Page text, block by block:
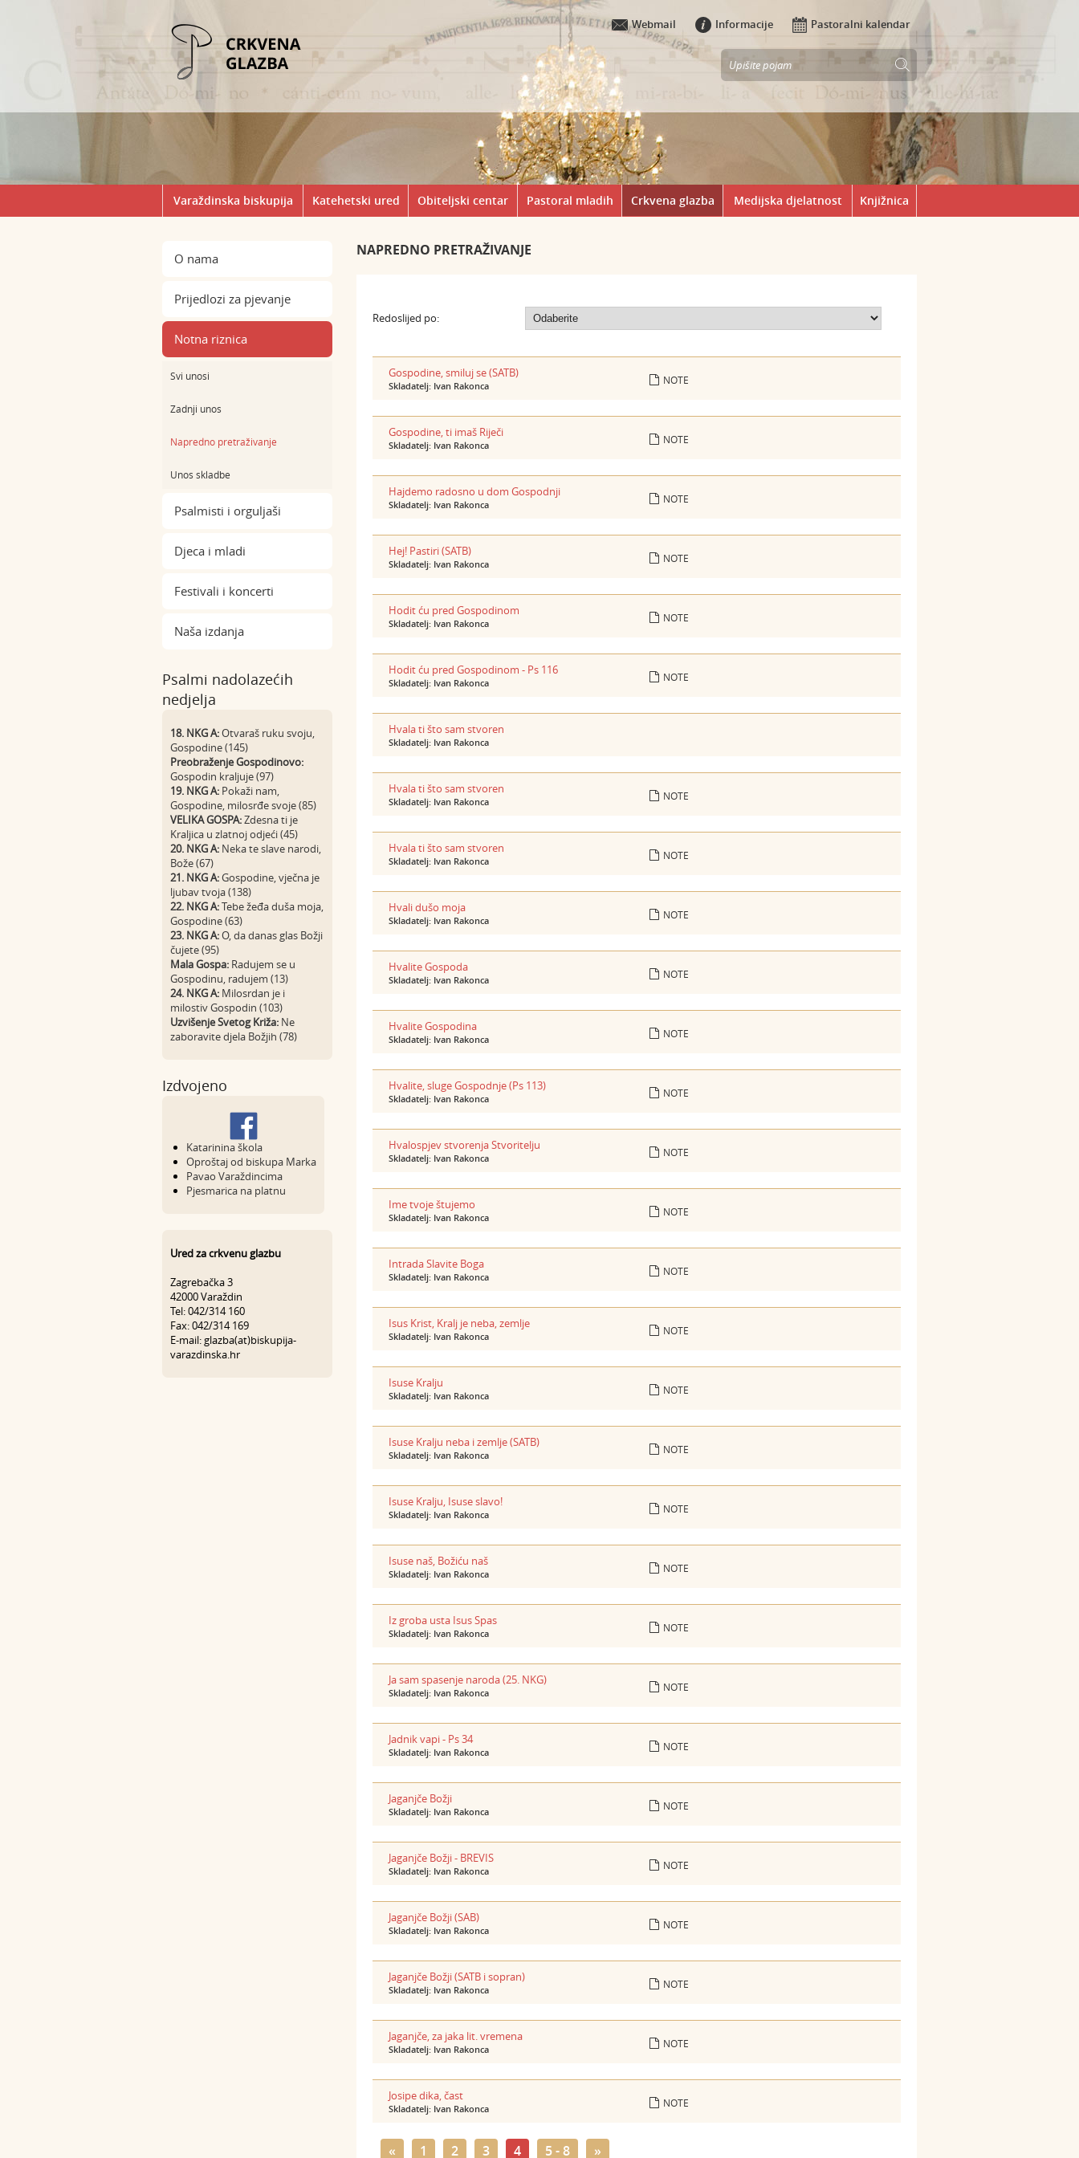
Webmail Informacije Pastoralni kalendar
Varaždinska biskupija Katehetski ured Obiteljski centar Pastoral mladih Crkvena glazba Medijska djelatnost Knjižnica
O nama
Prijedlozi za pjevanje
Notna riznica
Svi unosi
Zadnji unos
Napredno pretraživanje
Unos skladbe
Psalmisti i orguljaši
Djeca i mladi
Festivali i koncerti
Naša izdanja
Psalmi nadolazećih
nedjelja
18. NKG A:Otvaraš ruku svoju,
Gospodine (145)
Preobraženje Gospodinovo:
Gospodin kraljuje (97)
19. NKG A: Pokaži nam,
Gospodine, milosrđe svoje (85)
VELIKA GOSPA:Zdesna ti je
Kraljica u zlatnoj odjeći (45)
20. NKG A: Neka te slave narodi,
Bože (67)
21. NKG A:Gospodine, vječna je
ljubav tvoja (138)
22. NKG A:Tebe žeđa duša moja,
Gospodine (63)
23. NKG A:O, da danas glas Božji
čujete (95)
Mala Gospa: Radujem se u
Gospodinu, radujem (13)
24. NKG A: Milosrdan je i
milostiv Gospodin (103)
Uzvišenje Svetog Križa: Ne
zaboravite djela Božjih (78)
Izdvojeno
Katarinina škola
Oproštaj od biskupa Marka
Pavao Varaždincima
Pjesmarica na platnu
Ured za crkvenu glazbu
Zagrebačka 3
42000 Varaždin
Tel: 042/314 160
Fax: 042/314 169
E-mail: glazba(at)biskupija-
varazdinska.hr
NAPREDNO PRETRAŽIVANJE
Redoslijed po:
Gospodine, smiluj se (SATB)
Skladatelj: Ivan Rakonca NOTE
Gospodine, ti imaš Riječi
Skladatelj: Ivan Rakonca NOTE
Hajdemo radosno u dom Gospodnji
Skladatelj: Ivan Rakonca NOTE
Hej! Pastiri (SATB)
Skladatelj: Ivan Rakonca NOTE
Hodit ću pred Gospodinom
Skladatelj: Ivan Rakonca NOTE
Hodit ću pred Gospodinom - Ps 116
Skladatelj: Ivan Rakonca NOTE
Hvala ti što sam stvoren
Skladatelj: Ivan Rakonca
Hvala ti što sam stvoren
Skladatelj: Ivan Rakonca NOTE
Hvala ti što sam stvoren
Skladatelj: Ivan Rakonca NOTE
Hvali dušo moja
Skladatelj: Ivan Rakonca NOTE
Hvalite Gospoda
Skladatelj: Ivan Rakonca NOTE
Hvalite Gospodina
Skladatelj: Ivan Rakonca NOTE
Hvalite, sluge Gospodnje (Ps 113)
Skladatelj: Ivan Rakonca NOTE
Hvalospjev stvorenja Stvoritelju
Skladatelj: Ivan Rakonca NOTE
Ime tvoje štujemo
Skladatelj: Ivan Rakonca NOTE
Intrada Slavite Boga
Skladatelj: Ivan Rakonca NOTE
Isus Krist, Kralj je neba, zemlje
Skladatelj: Ivan Rakonca NOTE
Isuse Kralju
Skladatelj: Ivan Rakonca NOTE
Isuse Kralju neba i zemlje (SATB)
Skladatelj: Ivan Rakonca NOTE
Isuse Kralju, Isuse slavo!
Skladatelj: Ivan Rakonca NOTE
Isuse naš, Božiću naš
Skladatelj: Ivan Rakonca NOTE
Iz groba usta Isus Spas
Skladatelj: Ivan Rakonca NOTE
Ja sam spasenje naroda (25. NKG)
Skladatelj: Ivan Rakonca NOTE
Jadnik vapi - Ps 34
Skladatelj: Ivan Rakonca NOTE
Jaganjče Božji
Skladatelj: Ivan Rakonca NOTE
Jaganjče Božji - BREVIS
Skladatelj: Ivan Rakonca NOTE
Jaganjče Božji (SAB)
Skladatelj: Ivan Rakonca NOTE
Jaganjče Božji (SATB i sopran)
Skladatelj: Ivan Rakonca NOTE
Jaganjče, za jaka lit. vremena
Skladatelj: Ivan Rakonca NOTE
Josipe dika, čast
Skladatelj: Ivan Rakonca NOTE
« 1 2 3 4 5 - 8 »